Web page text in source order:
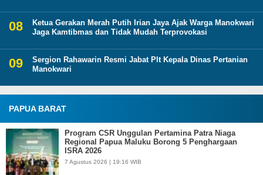
Ketua Gerakan Merah Putih Irian Jaya Ajak Warga Manokwari
Jaga Kamtibmas dan Tidak Mudah Terprovokasi
Sergion Rahawarin Resmi Jabat Plt Kepala Dinas Pertanian
Manokwari
PAPUA BARAT
Program CSR Unggulan Pertamina Patra Niaga
Regional Papua Maluku Borong 5 Penghargaan
ISRA 2026
7 Agustus 2026 | 19:16 WIB